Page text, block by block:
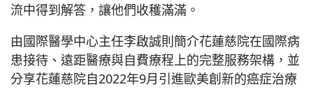
流中得到解答，讓他們收穫滿滿。
由國際醫學中心主任李啟誠則簡介花蓮慈院在國際病
患接待、遠距醫療與自費療程上的完整服務架構，並
分享花蓮慈院自2022年9月引進歐美創新的癌症治療